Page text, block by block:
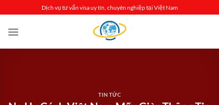
qua
nội
Dịch vụ tư vấn visa uy tín, chuyên nghiệp tại Việt Nam
TIN TỨC